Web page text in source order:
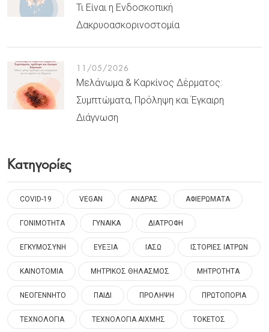
Τι Είναι η Ενδοσκοπική
Δακρυοασκορινοστομία
11/05/2026
Μελάνωμα & Καρκίνος Δέρματος:
Συμπτώματα, Πρόληψη και Έγκαιρη
Διάγνωση
Κατηγορίες
COVID-19 VEGAN ΑΝΔΡΑΣ ΑΦΙΕΡΩΜΑΤΑ
ΓΟΝΙΜΟΤΗΤΑ ΓΥΝΑΙΚΑ ΔΙΑΤΡΟΦΗ
ΕΓΚΥΜΟΣΥΝΗ ΕΥΕΞΙΑ ΙΑΣΩ ΙΣΤΟΡΙΕΣ ΙΑΤΡΩΝ
ΚΑΙΝΟΤΟΜΙΑ ΜΗΤΡΙΚΟΣ ΘΗΛΑΣΜΟΣ ΜΗΤΡΟΤΗΤΑ
ΝΕΟΓΕΝΝΗΤΟ ΠΑΙΔΙ ΠΡΟΛΗΨΗ ΠΡΩΤΟΠΟΡΙΑ
ΤΕΧΝΟΛΟΓΙΑ ΤΕΧΝΟΛΟΓΙΑ ΑΙΧΜΗΣ ΤΟΚΕΤΟΣ